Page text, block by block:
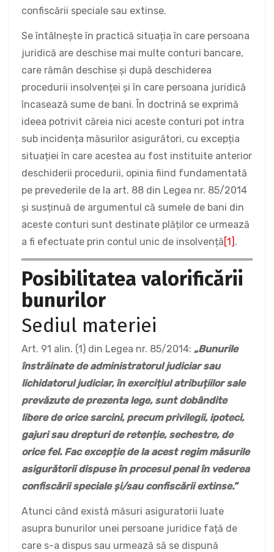
confiscării speciale sau extinse.
Se întâlnește în practică situația în care persoana
juridică are deschise mai multe conturi bancare,
care rămân deschise și după deschiderea
procedurii insolvenței și în care persoana juridică
încasează sume de bani. În doctrină se exprimă
ideea potrivit căreia nici aceste conturi pot intra
sub incidența măsurilor asigurători, cu excepția
situației în care acestea au fost instituite anterior
deschiderii procedurii, opinia fiind fundamentată
pe prevederile de la art. 88 din Legea nr. 85/2014
și susținuă de argumentul că sumele de bani din
aceste conturi sunt destinate plăților ce urmează
a fi efectuate prin contul unic de insolvență[1] .
Posibilitatea valorificării
bunurilor
Sediul materiei
Art. 91 alin. (1) din Legea nr. 85/2014: „Bunurile
înstrăinate de administratorul judiciar sau
lichidatorul judiciar, în exercițiul atribuțiilor sale
prevăzute de prezenta lege, sunt dobândite
libere de orice sarcini, precum privilegii, ipoteci,
gajuri sau drepturi de retenție, sechestre, de
orice fel. Fac excepție de la acest regim măsurile
asigurătorii dispuse în procesul penal în vederea
confiscării speciale și/sau confiscării extinse.”
Atunci când există măsuri asiguratorii luate
asupra bunurilor unei persoane juridice față de
care s-a dispus sau urmează să se dispună